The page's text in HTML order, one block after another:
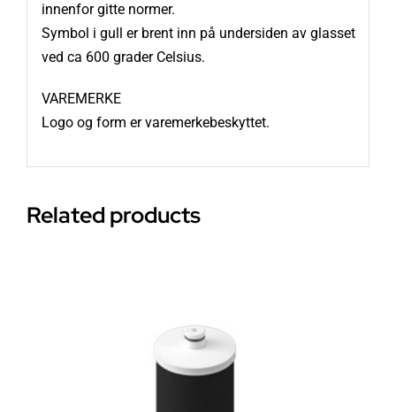
innenfor gitte normer.
Symbol i gull er brent inn på undersiden av glasset
ved ca 600 grader Celsius.
VAREMERKE
Logo og form er varemerkebeskyttet.
Related products